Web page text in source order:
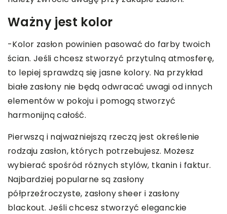
Ważny jest kolor
-Kolor zasłon powinien pasować do farby twoich
ścian. Jeśli chcesz stworzyć przytulną atmosferę,
to lepiej sprawdzą się jasne kolory. Na przykład
białe zasłony nie będą odwracać uwagi od innych
elementów w pokoju i pomogą stworzyć
harmonijną całość.
Pierwszą i najważniejszą rzeczą jest określenie
rodzaju zasłon, których potrzebujesz. Możesz
wybierać spośród różnych stylów, tkanin i faktur.
Najbardziej popularne są zasłony
półprzeźroczyste, zasłony sheer i zasłony
blackout. Jeśli chcesz stworzyć eleganckie